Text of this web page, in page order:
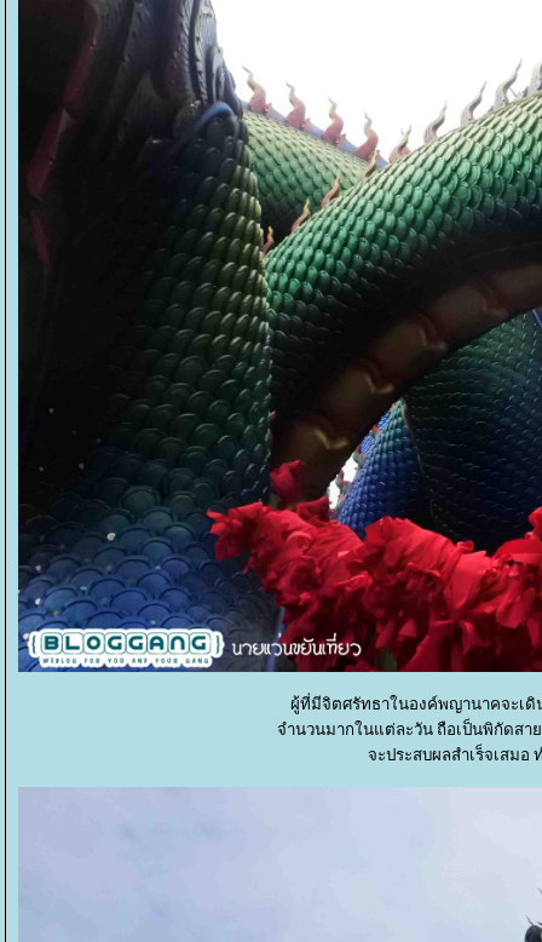
ผู้ที่มีจิตศรัทธาในองค์พญานาคจะเดิ
จำนวนมากในแต่ละวัน ถือเป็นพิกัดส
จะประสบผลสำเร็จเสม